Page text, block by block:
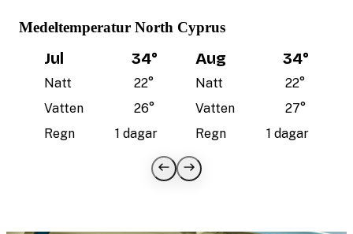
Medeltemperatur North Cyprus
Jul 34°
Natt 22°
Vatten
26°
Regn
1 dagar
Aug 34°
Natt 22°
Vatten
27°
Regn
1 dagar